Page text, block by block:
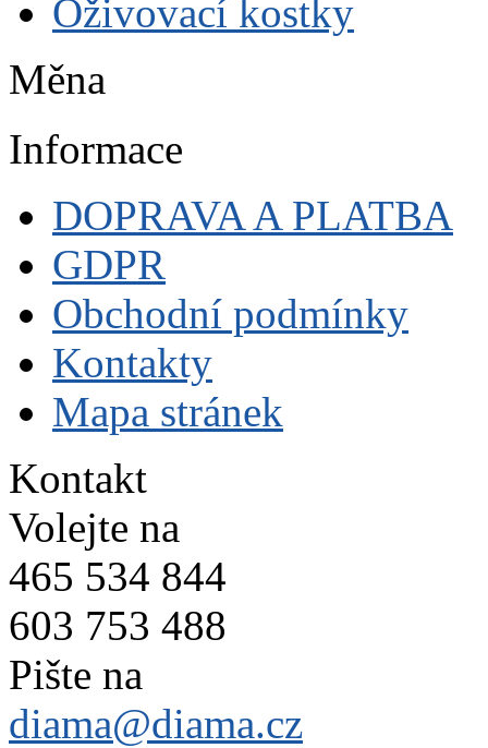
Oživovací kostky
Měna
Informace
DOPRAVA A PLATBA
GDPR
Obchodní podmínky
Kontakty
Mapa stránek
Kontakt
Volejte na
465 534 844
603 753 488
Pište na
diama@diama.cz